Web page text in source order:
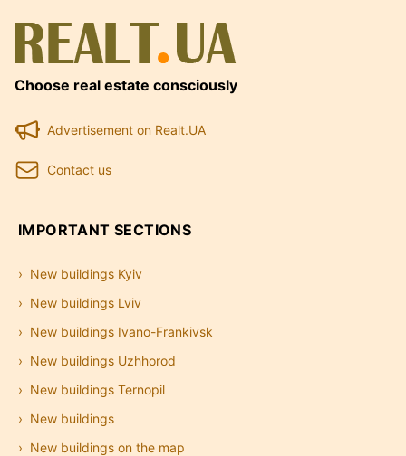
Choose real estate consciously
Advertisement on Realt.UA
Contact us
IMPORTANT SECTIONS
New buildings Kyiv
New buildings Lviv
New buildings Ivano-Frankivsk
New buildings Uzhhorod
New buildings Ternopil
New buildings
New buildings on the map